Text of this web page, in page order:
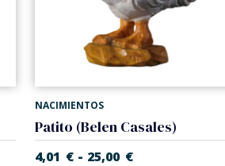
NACIMIENTOS
Patito (Belen Casales)
4,01 € - 25,00 €